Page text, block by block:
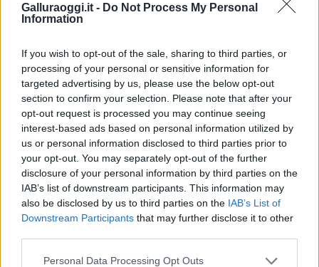
Galluraoggi.it - Do Not Process My Personal
Information
If you wish to opt-out of the sale, sharing to third parties, or
processing of your personal or sensitive information for
targeted advertising by us, please use the below opt-out
section to confirm your selection. Please note that after your
opt-out request is processed you may continue seeing
interest-based ads based on personal information utilized by
us or personal information disclosed to third parties prior to
your opt-out. You may separately opt-out of the further
disclosure of your personal information by third parties on the
IAB’s list of downstream participants. This information may
also be disclosed by us to third parties on the IAB’s List of
Downstream Participants that may further disclose it to other
Please note that this website/app uses one or more Google
Personal Data Processing Opt Outs
Sei già abbonato?
Puoi effettuare l'accesso andando nella
sezioneLogindal menù del sito o
cliccandoqui
Carabinieri Siniscola
Lavoro Nero San Teodoro
Inviaci le tue segnalazioni,
i tuoi video e le tue foto
Su WhatsApp al numero +39
345 356 7512